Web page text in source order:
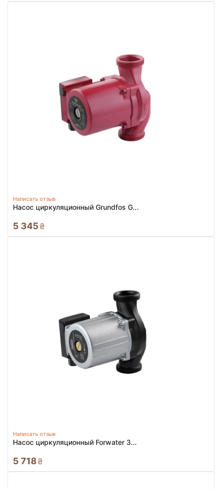
Написать отзыв
Насос циркуляционный Grundfos G...
5 345 ₴
Написать отзыв
Насос циркуляционный Forwater 3...
5 718 ₴